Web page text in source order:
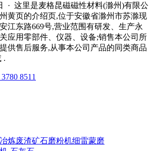
· 这里是麦格昆磁磁性材料(滁州)有限公
黄页的介绍页,位于安徽省滁州市苏滁现
江东路669号,营业范围有研发、生产永
应用零部件、仪器、设备;销售本公司所
供售后服务,从事本公司产品的同类商品
.
8511
炼废渣矿石磨粉机细雷蒙磨